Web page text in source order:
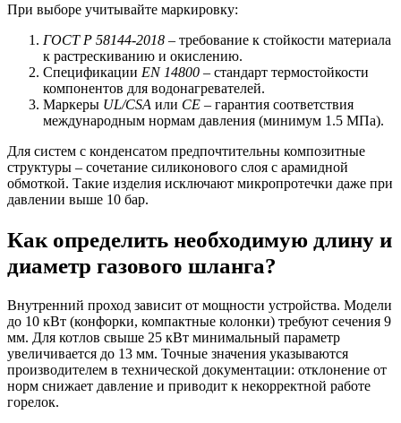
При выборе учитывайте маркировку:
ГОСТ Р 58144-2018 – требование к стойкости материала
к растрескиванию и окислению.
Спецификации EN 14800 – стандарт термостойкости
компонентов для водонагревателей.
Маркеры UL/CSA или CE – гарантия соответствия
международным нормам давления (минимум 1.5 МПа).
Для систем с конденсатом предпочтительны композитные
структуры – сочетание силиконового слоя с арамидной
обмоткой. Такие изделия исключают микропротечки даже при
давлении выше 10 бар.
Как определить необходимую длину и
диаметр газового шланга?
Внутренний проход зависит от мощности устройства. Модели
до 10 кВт (конфорки, компактные колонки) требуют сечения 9
мм. Для котлов свыше 25 кВт минимальный параметр
увеличивается до 13 мм. Точные значения указываются
производителем в технической документации: отклонение от
норм снижает давление и приводит к некорректной работе
горелок.